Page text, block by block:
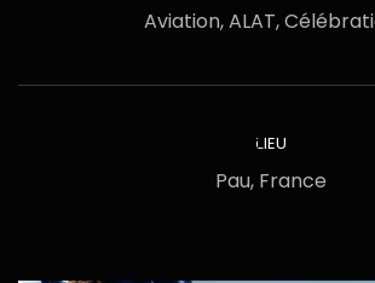
Aviation, ALAT,
LIEU
Pau, France